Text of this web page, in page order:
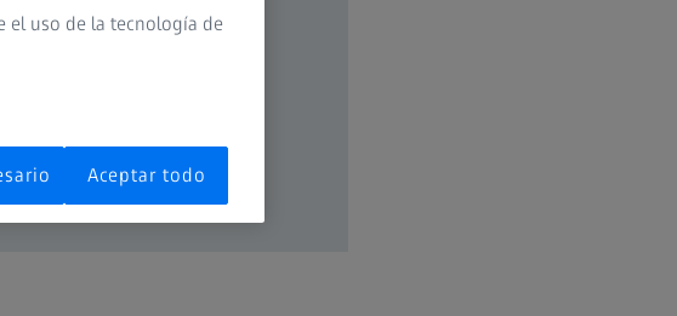
el uso de la tecnología de
Aceptar todo